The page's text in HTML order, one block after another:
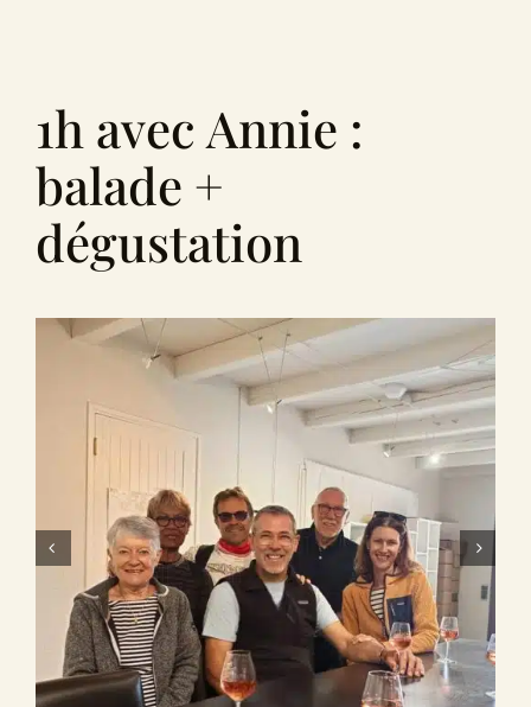
Œnotourisme
Acheter en ligne
Actualités
Partenaires
Contactez-nous
1h avec Annie :
balade +
dégustation